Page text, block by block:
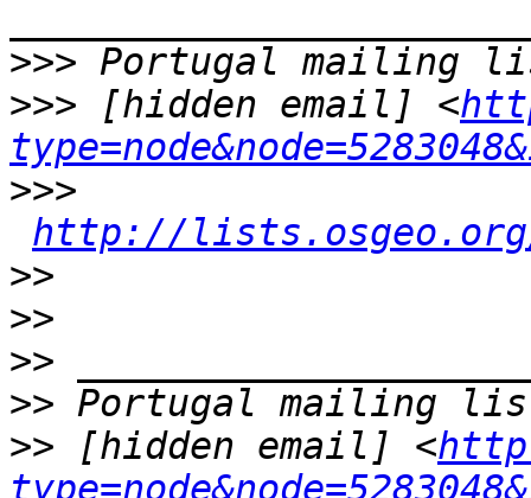
>>>
>>> [hidden email] <
>>>
http://
>>
>>
>>
>>
>> [hidden email] <